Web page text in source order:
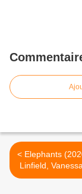
< Elephants (2020) de Mark
Linfield,
et Alastair